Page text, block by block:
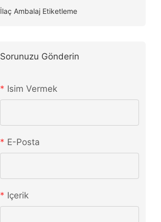
İlaç Ambalaj Etiketleme
Sorunuzu Gönderin
Isim Vermek
E-Posta
Içerik